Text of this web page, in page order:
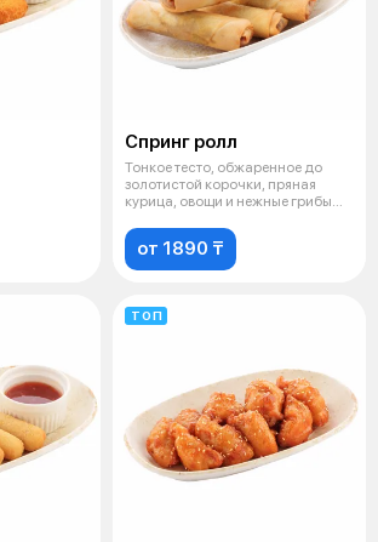
Спринг ролл
Тонкое тесто, обжаренное до
золотистой корочки, пряная
курица, овощи и нежные грибы
от 1890 ₸
ТОП